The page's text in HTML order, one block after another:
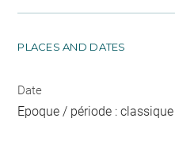
PLACES AND DATES
Date
Epoque / période :